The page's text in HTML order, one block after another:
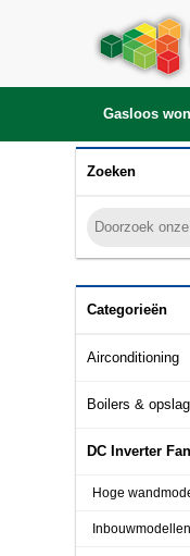
Gasloos
Zoeken
Categorieën
Airconditioning
Boilers &
DC Inverter
Hoge